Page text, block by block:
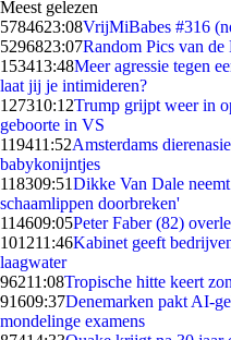
Meest gelezen
5784623:08VrijMiBabes #316
5296823:07Random Pics van de
153413:48Meer agressie tegen
laat jij je intimideren?
127310:12Trump grijpt weer in
geboorte in VS
119411:52Amsterdams
babykonijntjes
118309:51Dikke Van Dale
schaamlippen doorbreken'
114609:05Peter Faber (82)
101211:46Kabinet geeft
laagwater
96211:08Tropische hitte keert
91609:37Denemarken pakt AI-
mondelinge examens